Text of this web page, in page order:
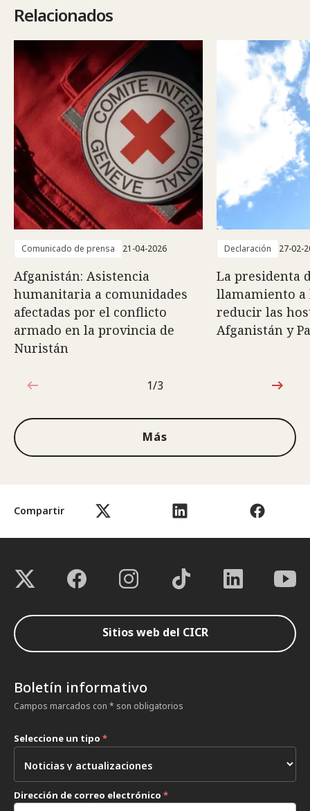
Compartir
Relacionados
Comunicado de prensa 21-04-2026
Afganistán: Asistencia
humanitaria a comunidades
afectadas por el conflicto
armado en la provincia de
Nuristán
Declaración 27-02-
La presidenta
llamamiento
reducir las
Afganistán y
1de3
1/3
Más
Sitios web del CICR
Boletín informativo
Campos marcados con * son obligatorios
Seleccione un tipo *
Dirección de correo electrónico *